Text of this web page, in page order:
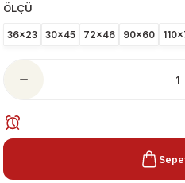
ÖLÇÜ
36x23 30x45 72x46 90x60